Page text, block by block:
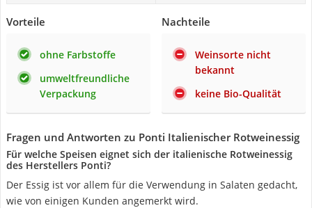
Vorteile
ohne Farbstoffe
umweltfreundliche
Verpackung
Nachteile
Weinsorte nicht
bekannt
keine Bio-Qualität
Fragen und Antworten zu Ponti Italienischer Rotweinessig
Für welche Speisen eignet sich der italienische Rotweinessig
des Herstellers Ponti?
Der Essig ist vor allem für die Verwendung in Salaten gedacht,
wie von einigen Kunden angemerkt wird.